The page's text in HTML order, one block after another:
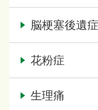
脳梗塞後遺症
花粉症
生理痛